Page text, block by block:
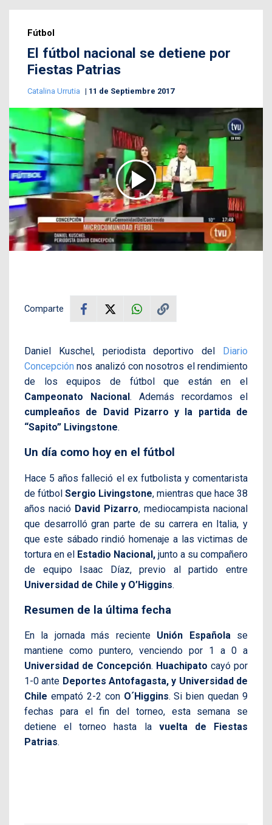
Fútbol
El fútbol nacional se detiene por
Fiestas Patrias
Catalina Urrutia 11 de Septiembre 2017
Comparte
Daniel Kuschel, periodista deportivo del
Diario
Concepción nos analizó con nosotros el rendimiento
de los equipos de fútbol que están en el
Campeonato Nacional . Además recordamos el
cumpleaños de David Pizarro y la partida de
“Sapito” Livingstone.
Un día como hoy en el fútbol
Hace 5 años falleció el ex futbolista y comentarista
de fútbol Sergio Livingstone, mientras que hace 38
años nació David Pizarro, mediocampista nacional
que desarrolló gran parte de su carrera en Italia, y
que este sábado rindió homenaje a las victimas de
tortura en el Estadio Nacional, junto a su compañero
de equipo Isaac Díaz, previo al partido entre
Universidad de Chile y O’Higgins.
Resumen de la última fecha
En la jornada más reciente Unión Españolase
mantiene como puntero, venciendo por 1 a 0 a
Universidad de Concepción. Huachipato cayó por
1-0 ante Deportes Antofagasta, y Universidad de
Chile empató 2-2 con O´Higgins. Si bien quedan 9
fechas para el fin del torneo, esta semana se
detiene el torneo hasta la vuelta de Fiestas
Patrias.